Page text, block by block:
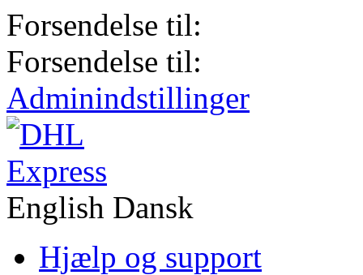
Forsendelse til:
Forsendelse til:
Adminindstillinger
English Dansk
Hjælp og support